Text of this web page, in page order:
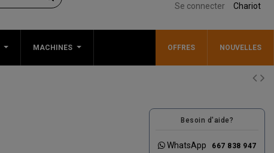
Se connecter Chariot
MACHINES OFFRES NOUVELLES
Besoin d'aide?
WhatsApp 667 838 947